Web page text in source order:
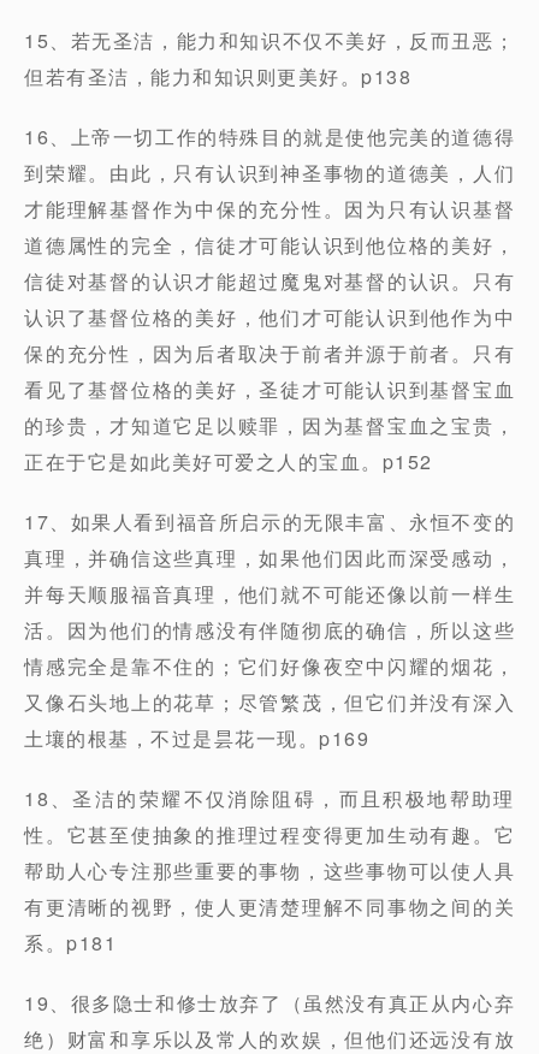
15、若无圣洁，能力和知识不仅不美好，反而丑恶；
但若有圣洁，能力和知识则更美好。p138
16、上帝一切工作的特殊目的就是使他完美的道德得
到荣耀。由此，只有认识到神圣事物的道德美，人们
才能理解基督作为中保的充分性。因为只有认识基督
道德属性的完全，信徒才可能认识到他位格的美好，
信徒对基督的认识才能超过魔鬼对基督的认识。只有
认识了基督位格的美好，他们才可能认识到他作为中
保的充分性，因为后者取决于前者并源于前者。只有
看见了基督位格的美好，圣徒才可能认识到基督宝血
的珍贵，才知道它足以赎罪，因为基督宝血之宝贵，
正在于它是如此美好可爱之人的宝血。p152
17、如果人看到福音所启示的无限丰富、永恒不变的
真理，并确信这些真理，如果他们因此而深受感动，
并每天顺服福音真理，他们就不可能还像以前一样生
活。因为他们的情感没有伴随彻底的确信，所以这些
情感完全是靠不住的；它们好像夜空中闪耀的烟花，
又像石头地上的花草；尽管繁茂，但它们并没有深入
土壤的根基，不过是昙花一现。p169
18、圣洁的荣耀不仅消除阻碍，而且积极地帮助理
性。它甚至使抽象的推理过程变得更加生动有趣。它
帮助人心专注那些重要的事物，这些事物可以使人具
有更清晰的视野，使人更清楚理解不同事物之间的关
系。p181
19、很多隐士和修士放弃了（虽然没有真正从内心弃
绝）财富和享乐以及常人的欢娱，但他们还远没有放